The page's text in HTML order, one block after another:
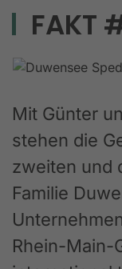
FAKT
Mit Günter
stehen die
zweiten und
Familie
Rhein-Main-